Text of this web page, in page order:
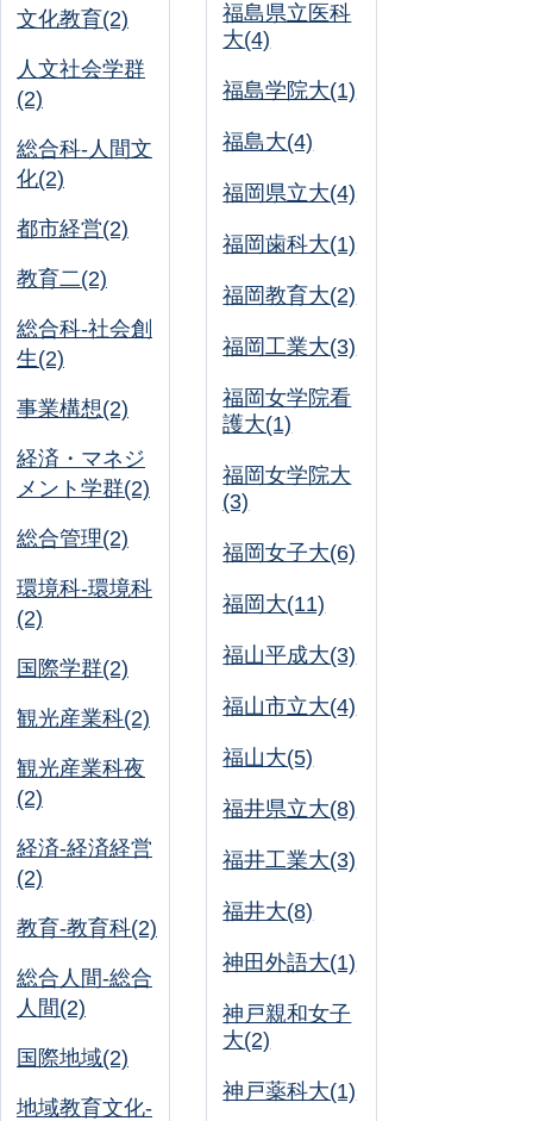
文化教育(2)
人文社会学群
(2)
総合科-人間文
化(2)
都市経営(2)
教育二(2)
総合科-社会創
生(2)
事業構想(2)
経済・マネジ
メント学群(2)
総合管理(2)
環境科-環境科
(2)
国際学群(2)
観光産業科(2)
観光産業科夜
(2)
経済-経済経営
(2)
教育-教育科(2)
総合人間-総合
人間(2)
国際地域(2)
地域教育文化-
福島県立医科
大(4)
福島学院大(1)
福島大(4)
福岡県立大(4)
福岡歯科大(1)
福岡教育大(2)
福岡工業大(3)
福岡女学院看
護大(1)
福岡女学院大
(3)
福岡女子大(6)
福岡大(11)
福山平成大(3)
福山市立大(4)
福山大(5)
福井県立大(8)
福井工業大(3)
福井大(8)
神田外語大(1)
神戸親和女子
大(2)
神戸薬科大(1)